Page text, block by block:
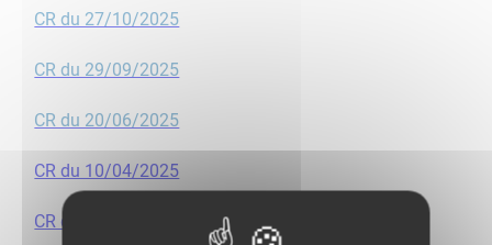
CR du 27/10/2025
CR du 29/09/2025
CR du 20/06/2025
CR du 10/04/2025
CR du